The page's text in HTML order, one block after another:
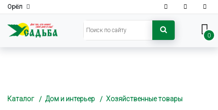
Орёл
0
Каталог Дом и интерьер Хозяйственные товары